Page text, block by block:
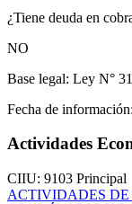
¿Tiene deuda en
NO
Base legal: Ley N°
Fecha de información:
Actividades
CIIU: 9103 Principal
ACTIVIDADES DE